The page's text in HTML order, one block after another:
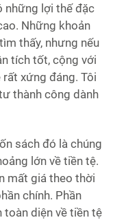
những lợi thế đặc
Những khoản
thấy, nhưng nếu
tích tốt, cộng với
xứng đáng. Tôi
thành công dành
sách đó là chúng
lớn về tiền tệ.
mất giá theo thời
chính. Phần
diện về tiền tệ